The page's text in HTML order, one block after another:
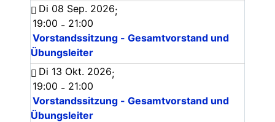
Di 08 Sep. 2026;
19:00 - 21:00
Vorstandssitzung - Gesamtvorstand und
Übungsleiter
Di 13 Okt. 2026;
19:00 - 21:00
Vorstandssitzung - Gesamtvorstand und
Übungsleiter